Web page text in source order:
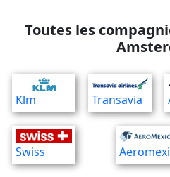
Toutes les
Klm Transavia
Swiss